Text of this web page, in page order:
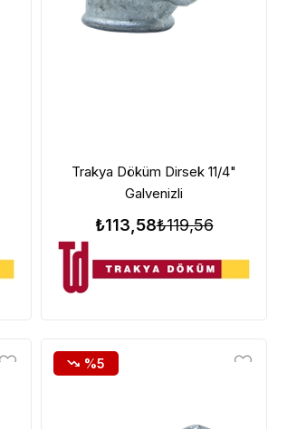
Trakya Döküm Dirsek 11/4"
Galvenizli
₺113,58₺119,56
%5